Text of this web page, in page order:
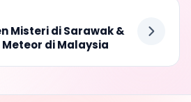
Misteri di Sarawak &
di Malaysia